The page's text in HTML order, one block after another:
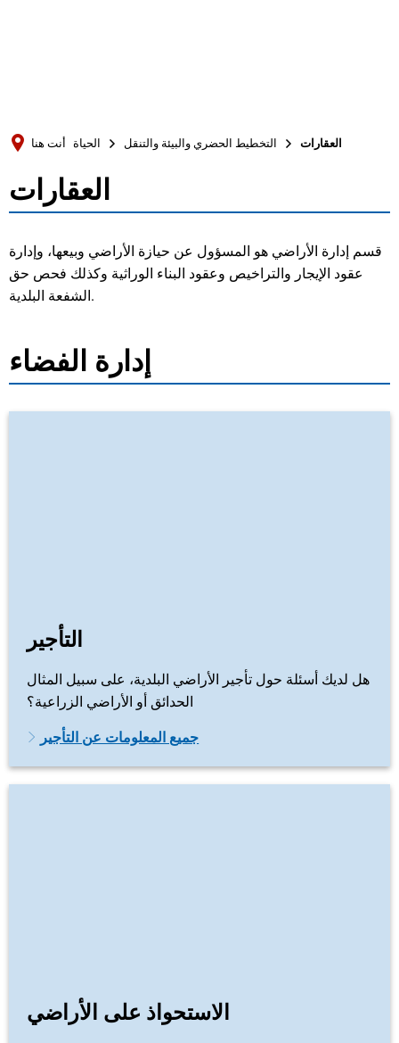
Deutsch MENÜ
أنت هنا الحياة التخطيط الحضري والبيئة والتنقل العقارات
العقارات
العقارات
قسم إدارة الأراضي هو المسؤول عن حيازة الأراضي وبيعها، وإدارة
عقود الإيجار والتراخيص وعقود البناء الوراثية وكذلك فحص حق
الشفعة البلدية.
إدارة الفضاء
التأجير
هل لديك أسئلة حول تأجير الأراضي البلدية، على سبيل المثال
الحدائق أو الأراضي الزراعية؟
جميع المعلومات عن التأجير
الاستحواذ على الأراضي